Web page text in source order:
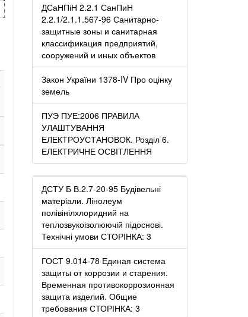
ДСаНПіН 2.2.1 СанПиН
2.2.1/2.1.1.567-96 Санитарно-
защитные зоны и санитарная
классификация предприятий,
сооружений и иных объектов
Закон України 1378-IV Про оцінку
земель
ПУЭ ПУЕ:2006 ПРАВИЛА
УЛАШТУВАННЯ
ЕЛЕКТРОУСТАНОВОК. Розділ 6.
ЕЛЕКТРИЧНЕ ОСВІТЛЕННЯ
ДСТУ Б В.2.7-20-95 Будівельні
матеріали. Лінолеум
полівінілхлоридний на
теплозвукоізолюючій підоснові.
Технічні умови СТОРІНКА: 3
ГОСТ 9.014-78 Единая система
защиты от коррозии и старения.
Временная противокоррозионная
защита изделий. Общие
требования СТОРІНКА: 3